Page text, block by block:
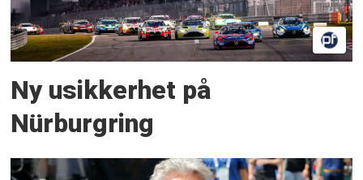
Ny usikkerhet på
Nürburgring